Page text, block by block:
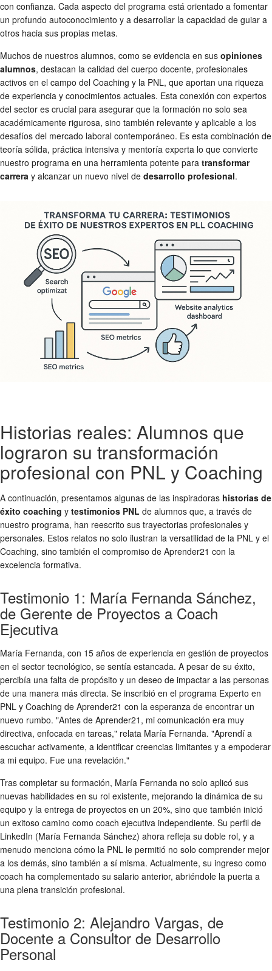
con confianza. Cada aspecto del programa está orientado a fomentar
un profundo autoconocimiento y a desarrollar la capacidad de guiar a
otros hacia sus propias metas.
Muchos de nuestros alumnos, como se evidencia en sus opiniones
alumnos, destacan la calidad del cuerpo docente, profesionales
activos en el campo del Coaching y la PNL, que aportan una riqueza
de experiencia y conocimientos actuales. Esta conexión con expertos
del sector es crucial para asegurar que la formación no solo sea
académicamente rigurosa, sino también relevante y aplicable a los
desafíos del mercado laboral contemporáneo. Es esta combinación de
teoría sólida, práctica intensiva y mentoría experta lo que convierte
nuestro programa en una herramienta potente para transformar
carrera y alcanzar un nuevo nivel de desarrollo profesional.
Historias reales: Alumnos que
lograron su transformación
profesional con PNL y Coaching
A continuación, presentamos algunas de las inspiradoras historias de
éxito coaching y testimonios PNL de alumnos que, a través de
nuestro programa, han reescrito sus trayectorias profesionales y
personales. Estos relatos no solo ilustran la versatilidad de la PNL y el
Coaching, sino también el compromiso de Aprender21 con la
excelencia formativa.
Testimonio 1: María Fernanda Sánchez,
de Gerente de Proyectos a Coach
Ejecutiva
María Fernanda, con 15 años de experiencia en gestión de proyectos
en el sector tecnológico, se sentía estancada. A pesar de su éxito,
percibía una falta de propósito y un deseo de impactar a las personas
de una manera más directa. Se inscribió en el programa Experto en
PNL y Coaching de Aprender21 con la esperanza de encontrar un
nuevo rumbo. "Antes de Aprender21, mi comunicación era muy
directiva, enfocada en tareas," relata María Fernanda. "Aprendí a
escuchar activamente, a identificar creencias limitantes y a empoderar
a mi equipo. Fue una revelación."
Tras completar su formación, María Fernanda no solo aplicó sus
nuevas habilidades en su rol existente, mejorando la dinámica de su
equipo y la entrega de proyectos en un 20%, sino que también inició
un exitoso camino como coach ejecutiva independiente. Su perfil de
LinkedIn (María Fernanda Sánchez) ahora refleja su doble rol, y a
menudo menciona cómo la PNL le permitió no solo comprender mejor
a los demás, sino también a sí misma. Actualmente, su ingreso como
coach ha complementado su salario anterior, abriéndole la puerta a
una plena transición profesional.
Testimonio 2: Alejandro Vargas, de
Docente a Consultor de Desarrollo
Personal